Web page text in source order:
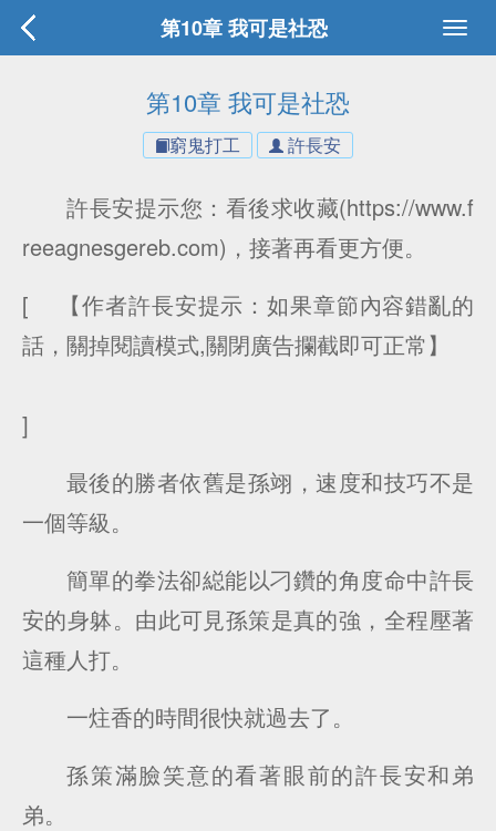
第10章 我可是社恐
第10章 我可是社恐
窮鬼打工 許長安
許長安提示您：看後求收藏(https://www.f
reeagnesgereb.com)，接著再看更方便。
[ 【作者許長安提示：如果章節內容錯亂的
話，關掉閱讀模式,關閉廣告攔截即可正常】
]
最後的勝者依舊是孫翊，速度和技巧不是
一個等級。
簡單的拳法卻縂能以刁鑽的角度命中許長
安的身躰。由此可見孫策是真的強，全程壓著
這種人打。
一炷香的時間很快就過去了。
孫策滿臉笑意的看著眼前的許長安和弟
弟。